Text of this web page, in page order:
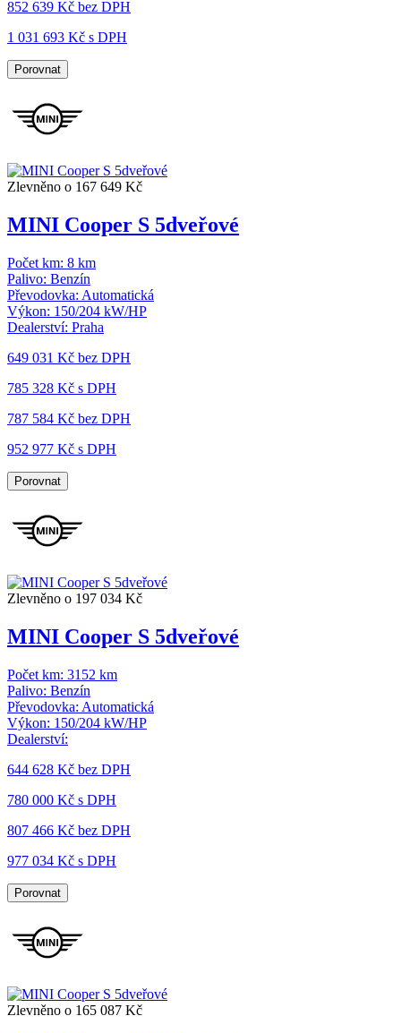
852 639 Kč bez DPH
1 031 693 Kč s DPH
Porovnat
Zlevněno o 167 649 Kč
MINI Cooper S 5dveřové
Počet km: 8 km
Palivo: Benzín
Převodovka: Automatická
Výkon: 150/204 kW/HP
Dealerství: Praha
649 031 Kč bez DPH
785 328 Kč s DPH
787 584 Kč bez DPH
952 977 Kč s DPH
Porovnat
Zlevněno o 197 034 Kč
MINI Cooper S 5dveřové
Počet km: 3152 km
Palivo: Benzín
Převodovka: Automatická
Výkon: 150/204 kW/HP
Dealerství:
644 628 Kč bez DPH
780 000 Kč s DPH
807 466 Kč bez DPH
977 034 Kč s DPH
Porovnat
Zlevněno o 165 087 Kč